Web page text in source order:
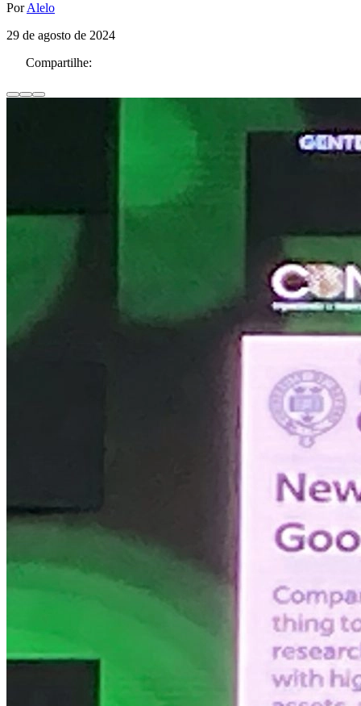
PorAlelo
29 de agosto de 2024
Compartilhe: